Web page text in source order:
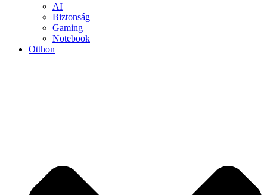
AI
Biztonság
Gaming
Notebook
Otthon